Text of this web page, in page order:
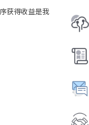
获得收益是我